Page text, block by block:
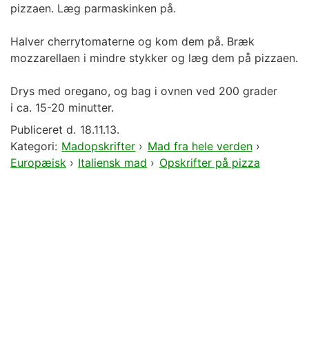
pizzaen. Læg parmaskinken på.
Halver cherrytomaterne og kom dem på. Bræk
mozzarellaen i mindre stykker og læg dem på pizzaen.
Drys med oregano, og bag i ovnen ved 200 grader
i ca. 15-20 minutter.
Publiceret d. 18.11.13.
Kategori: Madopskrifter › Mad fra hele verden›
Europæisk › Italiensk mad › Opskrifter på pizza